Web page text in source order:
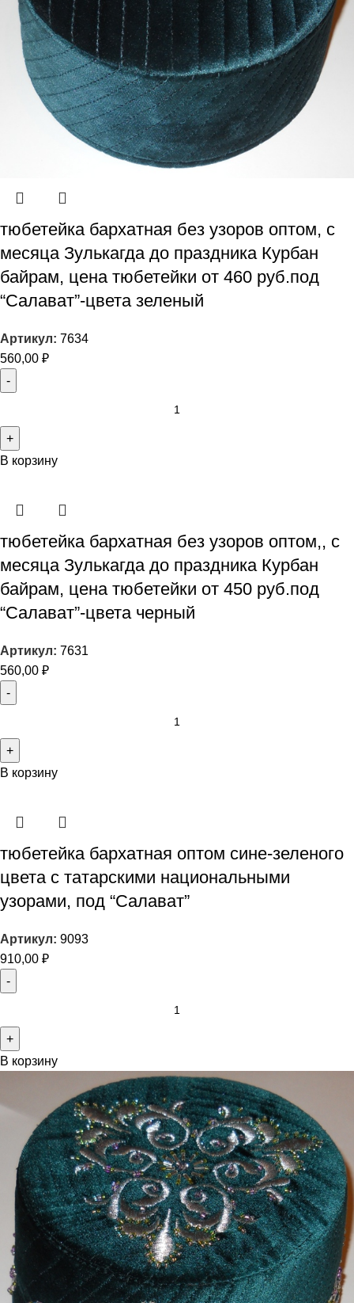
тюбетейка бархатная без узоров оптом, с
месяца Зулькагда до праздника Курбан
байрам, цена тюбетейки от 460 руб.под
“Салават”-цвета зеленый
Артикул: 7634
560,00 ₽
В корзину
тюбетейка бархатная без узоров оптом,, с
месяца Зулькагда до праздника Курбан
байрам, цена тюбетейки от 450 руб.под
“Салават”-цвета черный
Артикул: 7631
560,00 ₽
В корзину
тюбетейка бархатная оптом сине-зеленого
цвета с татарскими национальными
узорами, под “Салават”
Артикул: 9093
910,00 ₽
В корзину